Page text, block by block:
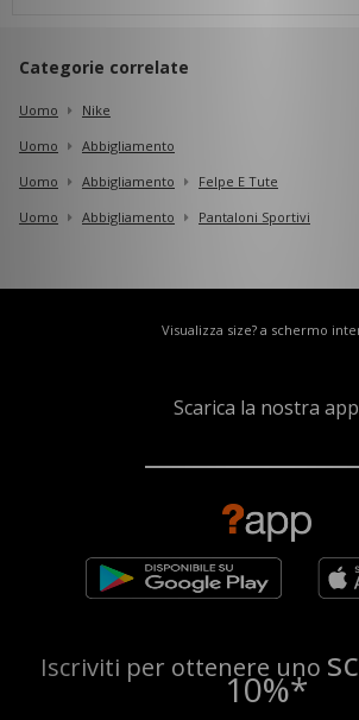
Categorie correlate
Uomo
Nike
Uomo
Abbigliamento
Uomo
Abbigliamento
Felpe E Tute
Uomo
Abbigliamento Pantaloni Sportivi
Visualizza size? a schermo
Scarica la nostra app
Iscriviti per ottenere uno
10%*